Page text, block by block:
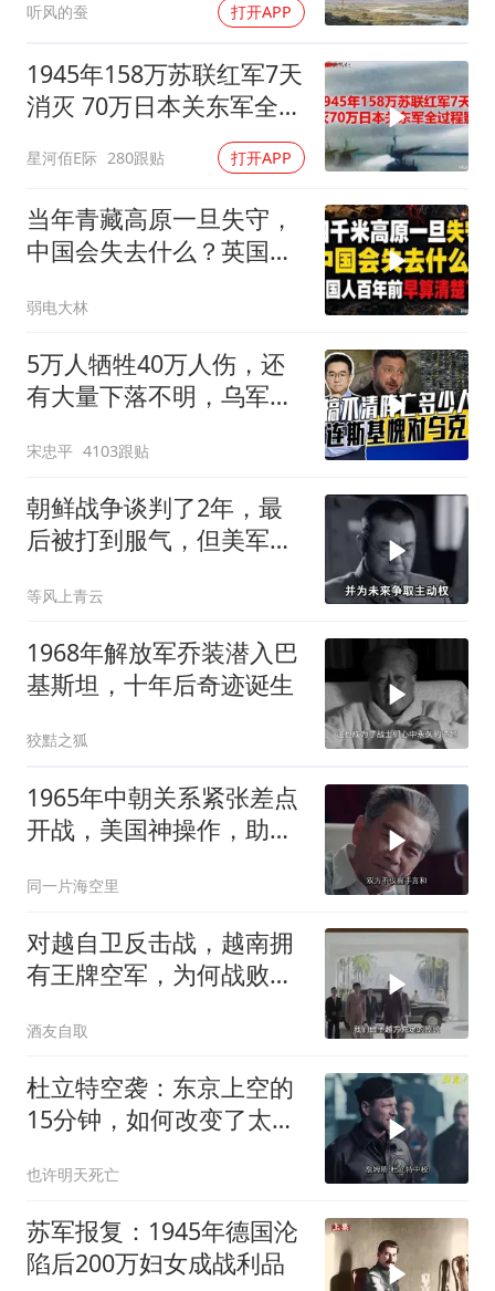
听风的蚕 打开APP
1945年158万苏联红军7天
消灭 70万日本关东军全过
星河佰E际 280跟贴 打开APP
当年青藏高原一旦失守，
中国会失去什么？英国人
弱电大林
5万人牺牲40万人伤，还
有大量下落不明，乌军伤
宋忠平 4103跟贴
朝鲜战争谈判了2年，最
后被打到服气，但美军做
等风上青云
1968年解放军乔装潜入巴
基斯坦，十年后奇迹诞生
狡黠之狐
1965年中朝关系紧张差点
开战，美国神操作，助两
同一片海空里
对越自卫反击战，越南拥
有王牌空军，为何战败也
酒友自取
杜立特空袭：东京上空的
15分钟，如何改变了太平
也许明天死亡
苏军报复：1945年德国沦
陷后200万妇女成战利品